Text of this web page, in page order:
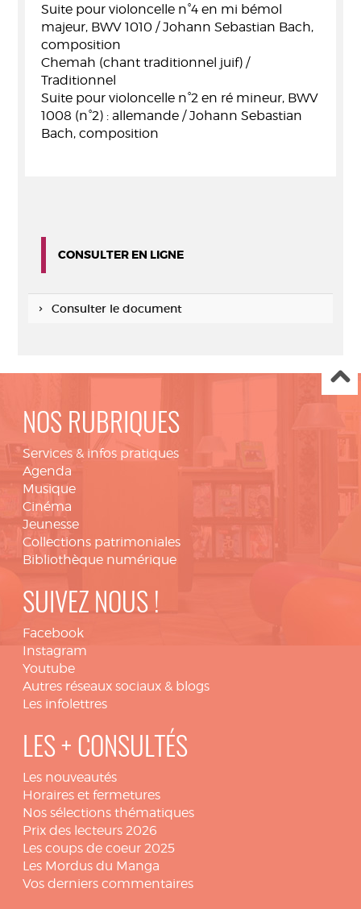
Suite pour violoncelle n°4 en mi bémol
majeur, BWV 1010 / Johann Sebastian Bach,
composition
Chemah (chant traditionnel juif) /
Traditionnel
Suite pour violoncelle n°2 en ré mineur, BWV
1008 (n°2) : allemande / Johann Sebastian
Bach, composition
CONSULTER EN LIGNE
Consulter le document
NOS RUBRIQUES
Services & infos pratiques
Agenda
Musique
Cinéma
Jeunesse
Collections patrimoniales
Bibliothèque numérique
SUIVEZ NOUS !
Facebook
Instagram
Youtube
Autres réseaux sociaux & blogs
Les infolettres
LES + CONSULTÉS
Les nouveautés
Horaires et fermetures
Nos sélections thématiques
Prix des lecteurs 2026
Les coups de coeur 2025
Les Mordus du Manga
Vos derniers commentaires